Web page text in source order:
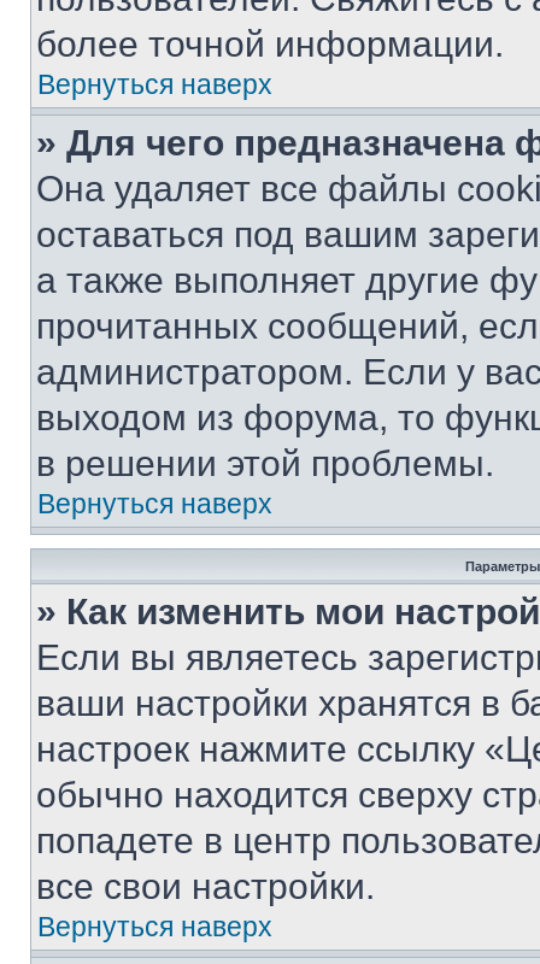
более точной информации.
Вернуться наверх
» Для чего предназначена
Она удаляет все файлы
оставаться под вашим
а также выполняет другие
прочитанных сообщений,
администратором. Если у
выходом из форума, то
в решении этой проблемы.
Вернуться наверх
Параметры
» Как изменить мои
Если вы являетесь
ваши настройки хранятся в
настроек нажмите ссылку
обычно находится сверху
попадете в центр
все свои настройки.
Вернуться наверх